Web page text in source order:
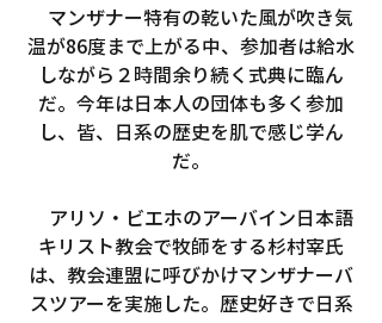
マンザナー特有の乾いた風が吹き気
温が86度まで上がる中、参加者は給水
しながら２時間余り続く式典に臨ん
だ。今年は日本人の団体も多く参加
し、皆、日系の歴史を肌で感じ学ん
だ。
アリソ・ビエホのアーバイン日本語
キリスト教会で牧師をする杉村宰氏
は、教会連盟に呼びかけマンザナーバ
スツアーを実施した。歴史好きで日系